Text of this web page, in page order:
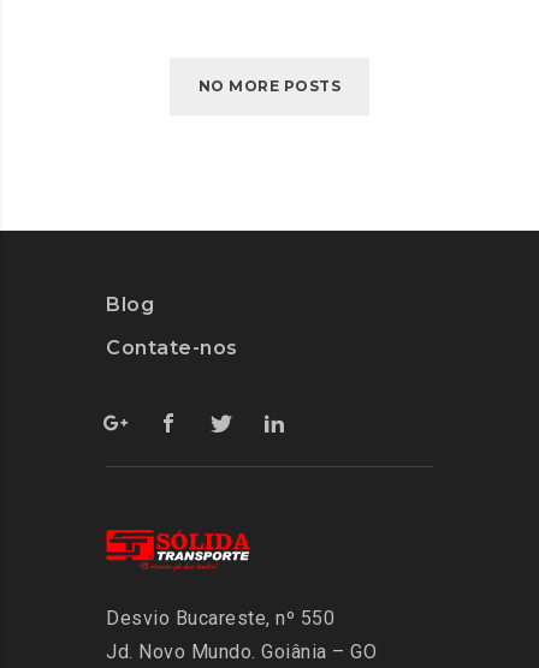
NO MORE POSTS
Blog
Contate-nos
Desvio Bucareste, nº 550
Jd. Novo Mundo. Goiânia – GO